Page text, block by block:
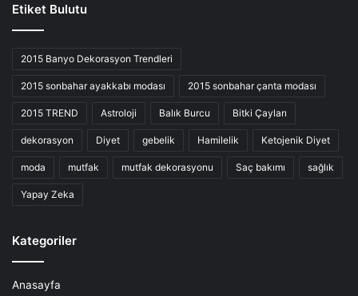
Etiket Bulutu
2015 Banyo Dekorasyon Trendleri
2015 sonbahar ayakkabı modası 2015 sonbahar çanta modası
2015 TREND Astroloji Balık Burcu Bitki Çayları
dekorasyon Diyet gebelik Hamilelik Ketojenik Diyet
moda mutfak mutfak dekorasyonu Saç bakımı sağlık
Yapay Zeka
Kategoriler
Anasayfa